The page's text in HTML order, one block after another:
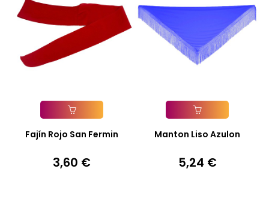
Añadir A La Cesta
Fajín Rojo San Fermin
Precio
3,60 €
Añadir A La Cesta
Manton Liso Azulon
Precio
5,24 €